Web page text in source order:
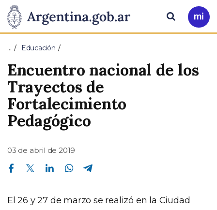
Presidencia
de
la
Nación
Pasar al contenido principal
Ir
a
Buscar
… Educación
Encuentro nacional de los
Trayectos de
Fortalecimiento
Pedagógico
03 de abril de 2019
Compartir en Facebook Compartir en Twitter Compartir en Linkedin Compartir en Whatsapp
El 26 y 27 de marzo se realizó en la Ciudad